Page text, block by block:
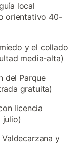
local
orientativo 40-
y el collado
media-alta)
del Parque
gratuita)
licencia
julio)
y